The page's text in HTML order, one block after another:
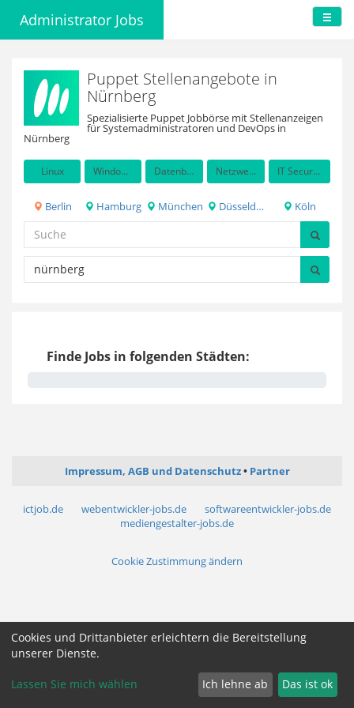
Administrator Jobs
Puppet Stellenangebote in
Nürnberg
Spezialisierte Puppet Jobbörse mit Stellenanzeigen
für Systemadministratoren und DevOps in
Nürnberg
Linux Windows Server Datenbanken Netzwerkadministration IT Security / Auditing
Berlin Hamburg München Düsseldorf Köln
Finde Jobs in folgenden Städten:
Impressum, AGB und Datenschutz Partner
ictjob.de webentwickler-jobs.de
softwareentwickler-jobs.de
mediengestalter-jobs.de
Cookie Zustimmung ändern
Cookies und Drittanbieter erleichtern die Bereitstellung
unserer Dienste.
Lassen Sie mich wählen Ich lehne ab Das ist ok